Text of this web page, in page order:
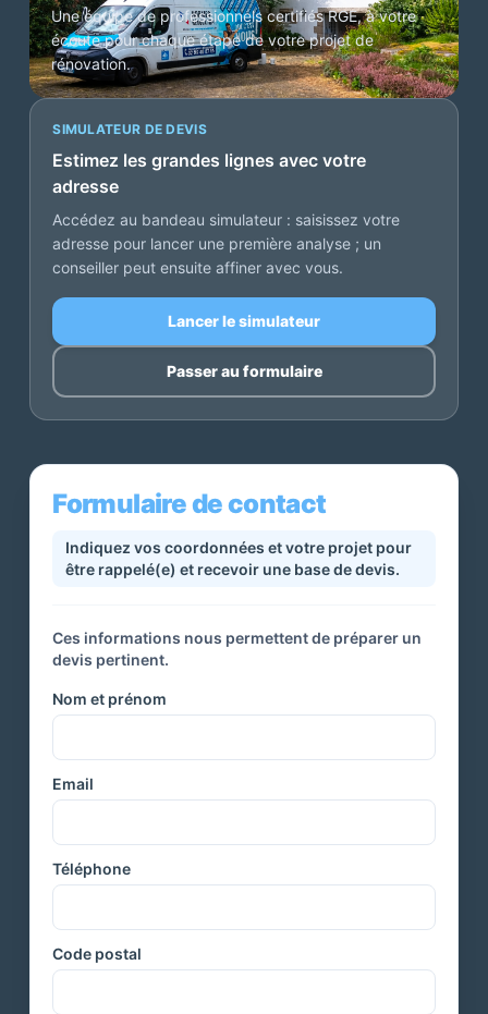
Une équipe de professionnels certifiés RGE, à votre
écoute pour chaque étape de votre projet de
rénovation.
SIMULATEUR DE DEVIS
Estimez les grandes lignes avec votre
adresse
Accédez au bandeau simulateur : saisissez votre
adresse pour lancer une première analyse ; un
conseiller peut ensuite affiner avec vous.
Lancer le simulateur
Passer au formulaire
Formulaire de contact
Indiquez vos coordonnées et votre projet pour
être rappelé(e) et recevoir une base de devis.
Ces informations nous permettent de préparer un
devis pertinent.
Nom et prénom
Email
Téléphone
Code postal